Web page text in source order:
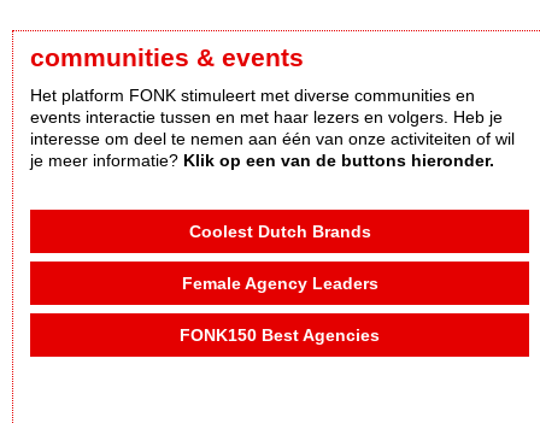
communities & events
Het platform FONK stimuleert met diverse communities en
events interactie tussen en met haar lezers en volgers. Heb je
interesse om deel te nemen aan één van onze activiteiten of wil
je meer informatie? Klik op een van de buttons hieronder.
Coolest Dutch Brands
Female Agency Leaders
FONK150 Best Agencies